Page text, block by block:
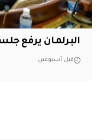
البرلمان يرفع
قبل أسبوعين